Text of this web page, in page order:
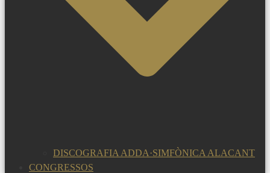
DISCOGRAFIA ADDA·SIMFÒNICA ALACANT
CONGRESSOS